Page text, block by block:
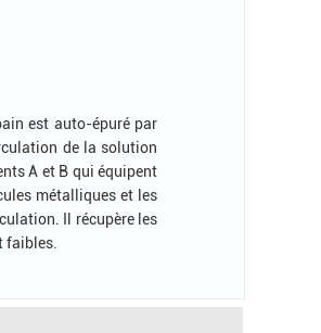
est auto-épuré par
de la solution
A et B qui équipent
métalliques et les
Il récupère les
faibles.